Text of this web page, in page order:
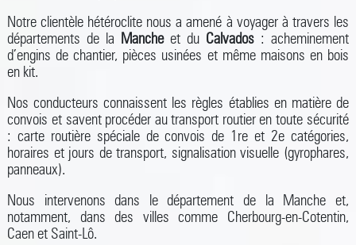
Notre clientèle hétéroclite nous a amené à voyager à travers les
départements de la Mancheet du Calvados: acheminement
d’engins de chantier, pièces usinées et même maisons en bois
en kit.
Nos conducteurs connaissent les règles établies en matière de
convois et savent procéder au transport routier en toute sécurité
: carte routière spéciale de convois de 1re et 2e catégories,
horaires et jours de transport, signalisation visuelle (gyrophares,
panneaux).
Nous intervenons dans le département de la Manche et,
notamment, dans des villes comme Cherbourg-en-Cotentin,
Caen et Saint-Lô.